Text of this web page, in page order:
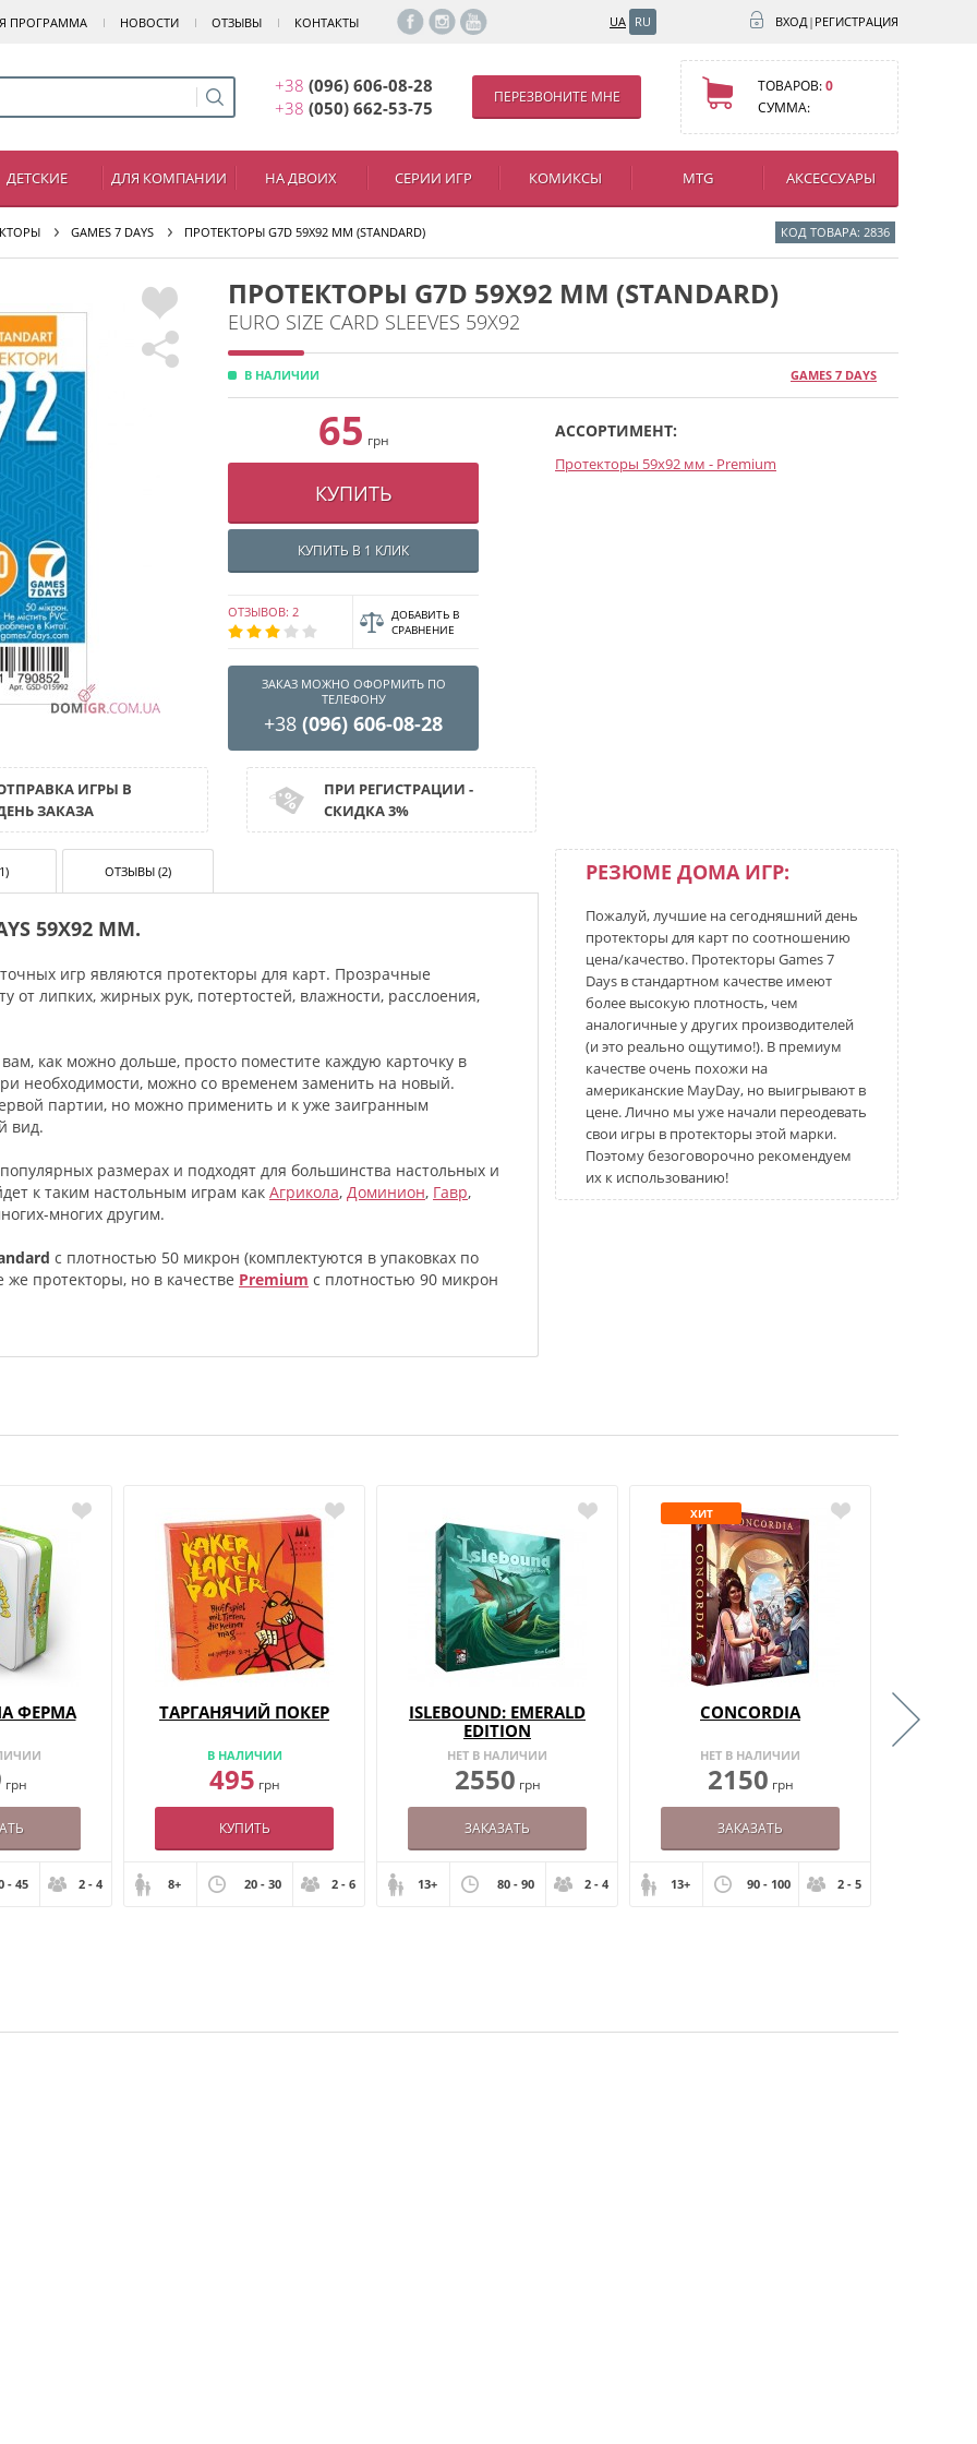
ПРОГРАММА НОВОСТИ ОТЗЫВЫ КОНТАКТЫ UA RU ВХОД| РЕГИСТРАЦИЯ
+38 (096) 606-08-28
+38 (050) 662-53-75
ПЕРЕЗВОНИТЕ МНЕ
ТОВАРОВ:0
СУММА:
ДЕТСКИЕ ДЛЯ КОМПАНИИ НА ДВОИХ СЕРИИ ИГР КОМИКСЫ MTG АКСЕССУАРЫ
GAMES 7 DAYS ПРОТЕКТОРЫ G7D 59X92 ММ (STANDARD) КОД ТОВАРА: 2836
ПРОТЕКТОРЫ G7D 59X92 ММ (STANDARD)
EURO SIZE CARD SLEEVES 59Х92
В НАЛИЧИИ GAMES 7 DAYS
65 грн
КУПИТЬ
КУПИТЬ В 1 КЛИК
ОТЗЫВОВ: 2
ДОБАВИТЬ В
СРАВНЕНИЕ
ЗАКАЗ МОЖНО ОФОРМИТЬ ПО
ТЕЛЕФОНУ
+38 (096) 606-08-28
АССОРТИМЕНТ:
Протекторы 59x92 мм - Premium
ИГРЫ В
ЗАКАЗА
ПРИ РЕГИСТРАЦИИ -
СКИДКА 3%
РЕЗЮМЕ ДОМА ИГР:
Пожалуй, лучшие на сегодняшний день
протекторы для карт по соотношению
цена/качество. Протекторы Games 7
Days в стандартном качестве имеют
более высокую плотность, чем
аналогичные у других производителей
(и это реально ощутимо!). В премиум
качестве очень похожи на
американские MayDay, но выигрывают в
цене. Лично мы уже начали переодевать
свои игры в протекторы этой марки.
Поэтому безоговорочно рекомендуем
их к использованию!
ОТЗЫВЫ (2)
59X92 ММ.
игр являются протекторы для карт. Прозрачные
липких, жирных рук, потертостей, влажности, расслоения,
как можно дольше, просто поместите каждую карточку в
необходимости, можно со временем заменить на новый.
партии, но можно применить и к уже заигранным
вид.
размерах и подходят для большинства настольных и
к таким настольным играм как Агрикола, Доминион, Гавр,
многих другим.
с плотностью 50 микрон (комплектуются в упаковках по
протекторы, но в качестве Premium с плотностью 90 микрон
ФЕРМА
грн
- 45 2 - 4
ТАРГАНЯЧИЙ ПОКЕР
В НАЛИЧИИ
495 грн
КУПИТЬ
8+ 20 - 30 2 - 6
ISLEBOUND: EMERALD
EDITION
НЕТ В НАЛИЧИИ
2550 грн
ЗАКАЗАТЬ
13+ 80 - 90 2 - 4
ХИТ
CONCORDIA
НЕТ В НАЛИЧИИ
2150 грн
ЗАКАЗАТЬ
13+ 90 - 100 2 - 5